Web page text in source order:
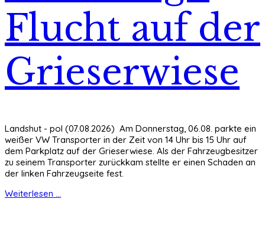
Flucht auf der
Grieserwiese
Landshut - pol (07.08.2026) Am Donnerstag, 06.08. parkte ein
weißer VW Transporter in der Zeit von 14 Uhr bis 15 Uhr auf
dem Parkplatz auf der Grieserwiese. Als der Fahrzeugbesitzer
zu seinem Transporter zurückkam stellte er einen Schaden an
der linken Fahrzeugseite fest.
Weiterlesen ...